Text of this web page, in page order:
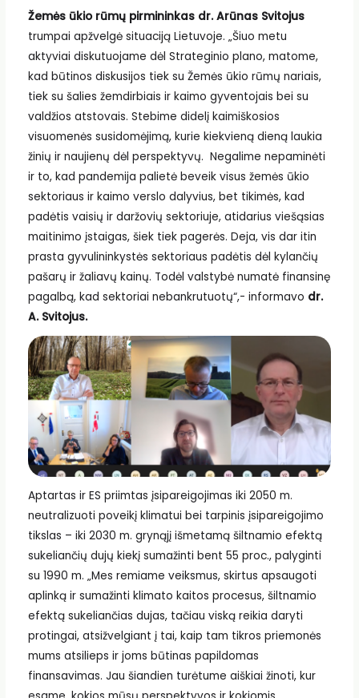
Žemės ūkio rūmų pirmininkas dr. Arūnas Svitojus
trumpai apžvelgė situaciją Lietuvoje. „Šiuo metu
aktyviai diskutuojame dėl Strateginio plano, matome,
kad būtinos diskusijos tiek su Žemės ūkio rūmų nariais,
tiek su šalies žemdirbiais ir kaimo gyventojais bei su
valdžios atstovais. Stebime didelį kaimiškosios
visuomenės susidomėjimą, kurie kiekvieną dieną laukia
žinių ir naujienų dėl perspektyvų. Negalime nepaminėti
ir to, kad pandemija palietė beveik visus žemės ūkio
sektoriaus ir kaimo verslo dalyvius, bet tikimės, kad
padėtis vaisių ir daržovių sektoriuje, atidarius viešąsias
maitinimo įstaigas, šiek tiek pagerės. Deja, vis dar itin
prasta gyvulininkystės sektoriaus padėtis dėl kylančių
pašarų ir žaliavų kainų. Todėl valstybė numatė finansinę
pagalbą, kad sektoriai nebankrutuotų“,- informavo dr.
A. Svitojus.
Aptartas ir ES priimtas įsipareigojimas iki 2050 m.
neutralizuoti poveikį klimatui bei tarpinis įsipareigojimo
tikslas – iki 2030 m. grynąjį išmetamą šiltnamio efektą
sukeliančių dujų kiekį sumažinti bent 55 proc., palyginti
su 1990 m. „Mes remiame veiksmus, skirtus apsaugoti
aplinką ir sumažinti klimato kaitos procesus, šiltnamio
efektą sukeliančias dujas, tačiau viską reikia daryti
protingai, atsižvelgiant į tai, kaip tam tikros priemonės
mums atsilieps ir joms būtinas papildomas
finansavimas. Jau šiandien turėtume aiškiai žinoti, kur